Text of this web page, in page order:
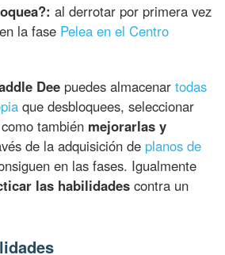
al derrotar por primera vez
en la fase Pelea en el Centro
Dee puedes almacenartodas
que desbloquees, seleccionar
también mejorarlas y
de la adquisición de planos de
en las fases. Igualmente
las habilidades contra un